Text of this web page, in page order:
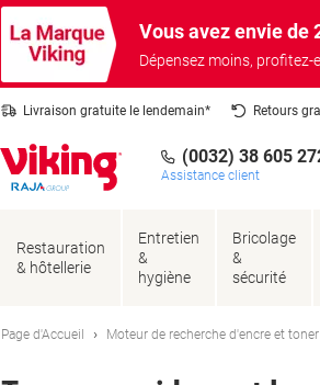
Vous avez envie de
Dépensez moins,
Livraison gratuite le lendemain* Retours
(0032) 38 605
Assistance client
Restauration
& hôtellerie
Entretien
&
hygiène
Bricolage
&
sécurité
Page d'Accueil Moteur de recherche d'encre et toner